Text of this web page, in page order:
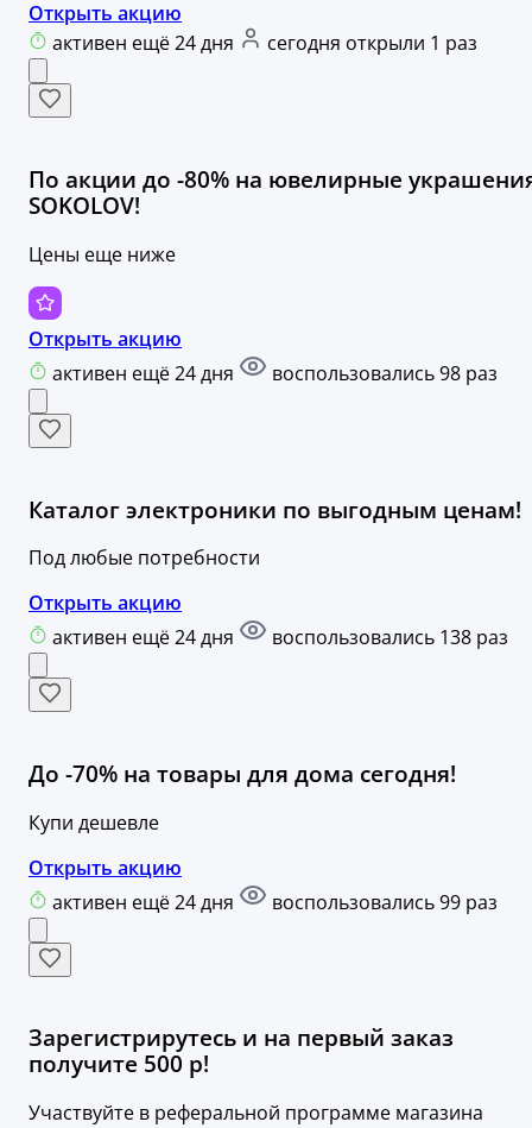
Открыть акцию
активен ещё 24 дня
сегодня открыли 1 раз
По акции до -80% на ювелирные
SOKOLOV!
Цены еще ниже
Открыть акцию
активен ещё 24 дня
воспользовались 98 раз
Каталог электроники по выгодным ценам!
Под любые потребности
Открыть акцию
активен ещё 24 дня
воспользовались 138 раз
До -70% на товары для дома сегодня!
Купи дешевле
Открыть акцию
активен ещё 24 дня
воспользовались 99 раз
Зарегистрирутесь и на первый заказ
получите 500 р!
Участвуйте в реферальной программе магазина